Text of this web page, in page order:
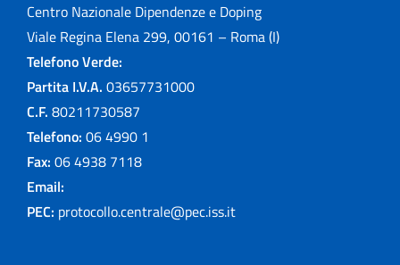
Centro Nazionale Dipendenze e Doping
Viale Regina Elena 299, 00161 – Roma (I)
Telefono Verde:
Partita I.V.A. 03657731000
C.F. 80211730587
Telefono: 06 4990 1
Fax: 06 4938 7118
Email:
PEC: protocollo.centrale@pec.iss.it